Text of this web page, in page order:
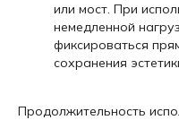
или мост. При
немедленной
фиксироваться
сохранения
Продолжительность